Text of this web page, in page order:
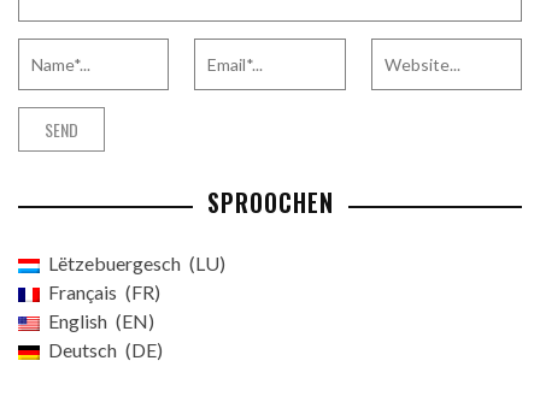
SPROOCHEN
Lëtzebuergesch
LU
Français
FR
English
EN
Deutsch
DE